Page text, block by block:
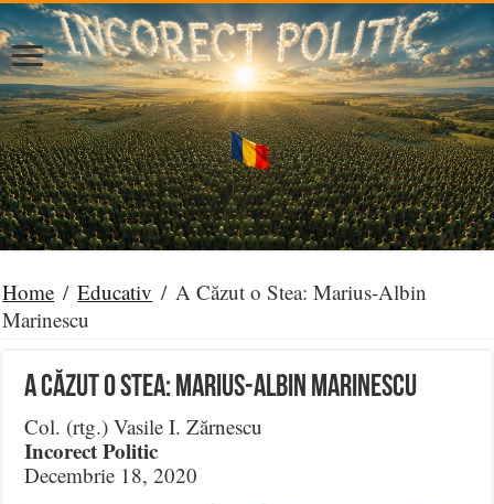
Home / Educativ / A Căzut o Stea: Marius-Albin
Marinescu
A Căzut o Stea: Marius-Albin Marinescu
Col. (rtg.) Vasile I. Zărnescu
Incorect Politic
Decembrie 18, 2020